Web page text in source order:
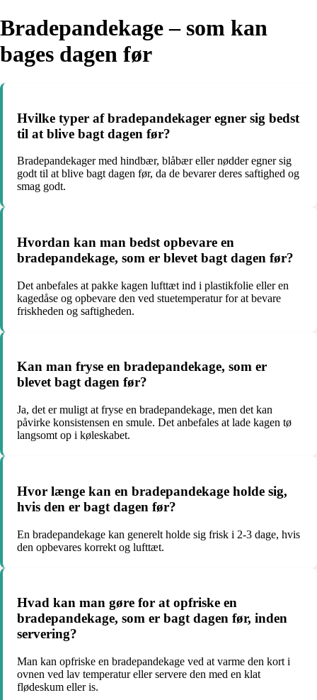
Bradepandekage – som kan
bages dagen før
Hvilke typer af bradepandekager egner sig bedst
til at blive bagt dagen før?
Bradepandekager med hindbær, blåbær eller nødder egner sig
godt til at blive bagt dagen før, da de bevarer deres saftighed og
smag godt.
Hvordan kan man bedst opbevare en
bradepandekage, som er blevet bagt dagen før?
Det anbefales at pakke kagen lufttæt ind i plastikfolie eller en
kagedåse og opbevare den ved stuetemperatur for at bevare
friskheden og saftigheden.
Kan man fryse en bradepandekage, som er
blevet bagt dagen før?
Ja, det er muligt at fryse en bradepandekage, men det kan
påvirke konsistensen en smule. Det anbefales at lade kagen tø
langsomt op i køleskabet.
Hvor længe kan en bradepandekage holde sig,
hvis den er bagt dagen før?
En bradepandekage kan generelt holde sig frisk i 2-3 dage, hvis
den opbevares korrekt og lufttæt.
Hvad kan man gøre for at opfriske en
bradepandekage, som er bagt dagen før, inden
servering?
Man kan opfriske en bradepandekage ved at varme den kort i
ovnen ved lav temperatur eller servere den med en klat
flødeskum eller is.